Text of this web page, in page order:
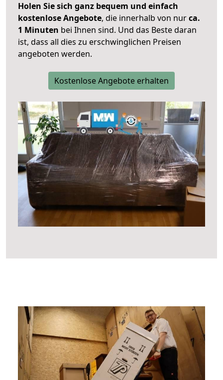
Holen Sie sich ganz bequem und einfach
kostenlose Angebote, die innerhalb von nurca.
1 Minuten bei Ihnen sind. Und das Beste daran
ist, dass all dies zu erschwinglichen Preisen
angeboten werden.
Kostenlose Angebote erhalten